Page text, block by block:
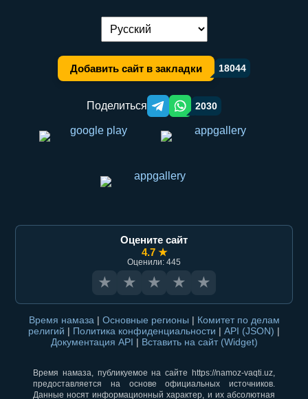
Переключение языка:
Добавить сайт в закладки 18044
Поделиться Telegram orqali ulashish
WhatsApp orqali ulashish
2030
Оцените сайт
4.7 ★
Оценили: 445
★ ★ ★ ★ ★
Время намаза | Основные регионы | Комитет по делам
религий | Политика конфиденциальности | API (JSON) |
Документация API | Вставить на сайт (Widget)
Время намаза, публикуемое на сайте https://namoz-vaqti.uz,
предоставляется на основе официальных источников.
Данные носят информационный характер, и их абсолютная